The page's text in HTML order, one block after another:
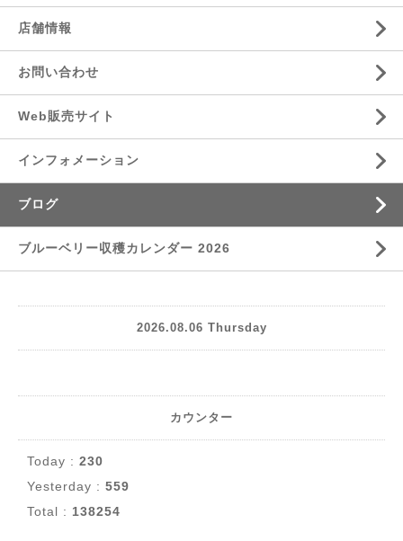
店舗情報
お問い合わせ
Web販売サイト
インフォメーション
ブログ
ブルーベリー収穫カレンダー 2026
2026.08.06 Thursday
カウンター
Today : 230
Yesterday : 559
Total : 138254